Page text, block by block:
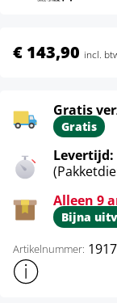
€ 143,90 incl.
Gratis
Gratis
Levertijd:
Alleen 9
Bijna
Artikelnummer:
Toon meer